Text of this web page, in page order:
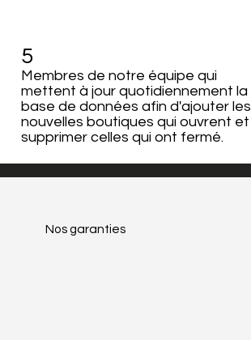
Membres de notre équipe qui
mettent à jour quotidiennement la
base de données afin d'ajouter les
nouvelles boutiques qui ouvrent et
supprimer celles qui ont fermé.
5
Nos garanties